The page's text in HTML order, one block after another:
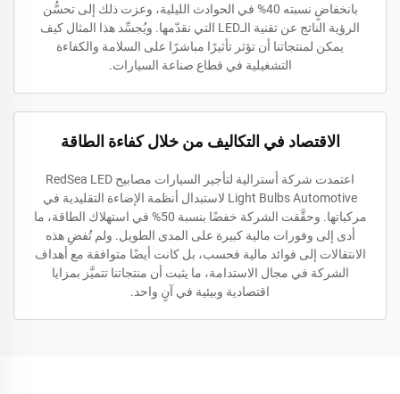
بانخفاضٍ نسبته 40% في الحوادث الليلية، وعزت ذلك إلى تحسُّن
الرؤية الناتج عن تقنية الـLED التي نقدّمها. ويُجسِّد هذا المثال كيف
يمكن لمنتجاتنا أن تؤثر تأثيرًا مباشرًا على السلامة والكفاءة
التشغيلية في قطاع صناعة السيارات.
الاقتصاد في التكاليف من خلال كفاءة الطاقة
اعتمدت شركة أسترالية لتأجير السيارات مصابيح RedSea LED
Light Bulbs Automotive لاستبدال أنظمة الإضاءة التقليدية في
مركباتها. وحقَّقت الشركة خفضًا بنسبة 50% في استهلاك الطاقة، ما
أدى إلى وفورات مالية كبيرة على المدى الطويل. ولم تُفضِ هذه
الانتقالات إلى فوائد مالية فحسب، بل كانت أيضًا متوافقة مع أهداف
الشركة في مجال الاستدامة، ما يثبت أن منتجاتنا تتميَّز بمزايا
اقتصادية وبيئية في آنٍ واحد.